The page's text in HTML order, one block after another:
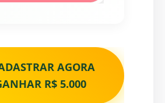
AGORA
R$ 5.000